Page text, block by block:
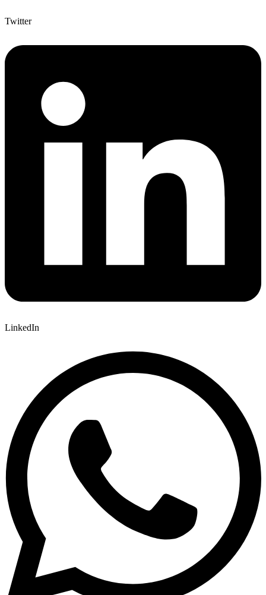
Twitter
LinkedIn